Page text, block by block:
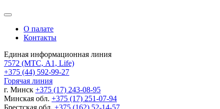
О палате
Контакты
Единая информационная линия
7572 (МТС, A1, Life)
+375 (44) 592-99-27
Горячая линия
г. Минск +375 (17) 243-08-95
Минская обл. +375 (17) 251-07-94
Брестская обл. +375 (162) 52-14-57